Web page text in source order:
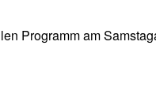
Programm am